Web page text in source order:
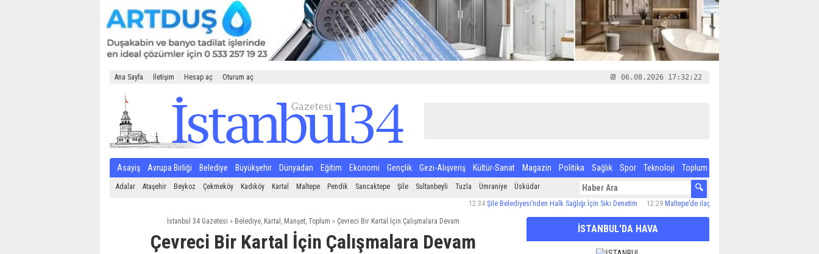
Ana Sayfa İletişim Hesap aç Oturum aç 📆 06.08.2026 17:32:23
Asayiş Avrupa Birliği Belediye Büyükşehir Dünyadan Eğitim Ekonomi Gençlik Gezi-Alışveriş Kültür-Sanat Magazin Politika Sağlık Spor Teknoloji Toplum
Adalar Ataşehir Beykoz Çekmeköy Kadıköy Kartal Maltepe Pendik Sancaktepe Şile Sultanbeyli Tuzla Ümraniye
Üsküdar
Şile Belediyesi’nden Halk Sağlığı İçin Sıkı Denetim 12:29 Maltepe’de ilaçlama çalışmaları sürüyor
İstanbul 34 Gazetesi » Belediye, Kartal , Manşet, Toplum » Çevreci Bir Kartal İçin Çalışmalara Devam
Çevreci Bir Kartal İçin Çalışmalara Devam
İSTANBUL'DA HAVA